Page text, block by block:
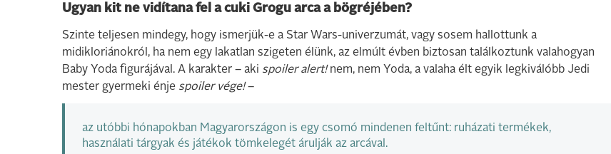
Ugyan kit ne vidítana fel a cuki Grogu arca a bögréjében?
Szinte teljesen mindegy, hogy ismerjük-e a Star Wars-univerzumát, vagy sosem hallottunk a
midikloriánokról, ha nem egy lakatlan szigeten élünk, az elmúlt évben biztosan találkoztunk valahogyan
Baby Yoda figurájával. A karakter – aki spoiler alert!nem, nem Yoda, a valaha élt egyik legkiválóbb Jedi
mester gyermeki énje spoiler vége!–
az utóbbi hónapokban Magyarországon is egy csomó mindenen feltűnt: ruházati termékek,
használati tárgyak és játékok tömkelegét árulják az arcával.